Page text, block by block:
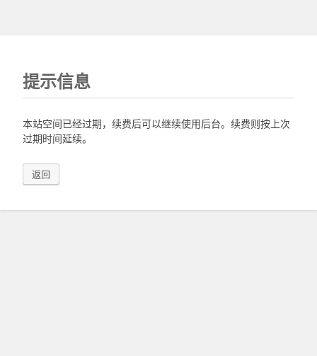
提示信息
本站空间已经过期，续费后可以继续使用后台。续费则按上次
过期时间延续。
返回